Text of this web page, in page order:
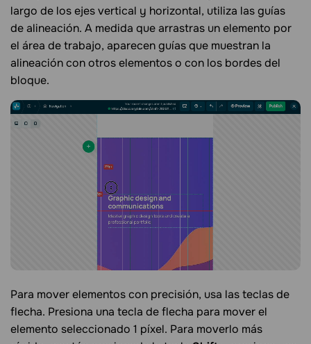
largo de los ejes vertical y horizontal, utiliza las guías
de alineación. A medida que arrastras un elemento por
el área de trabajo, aparecen guías que muestran la
alineación con otros elementos o con los bordes del
bloque.
Para mover elementos con precisión, usa las teclas de
flecha. Presiona una tecla de flecha para mover el
elemento seleccionado 1 píxel. Para moverlo más